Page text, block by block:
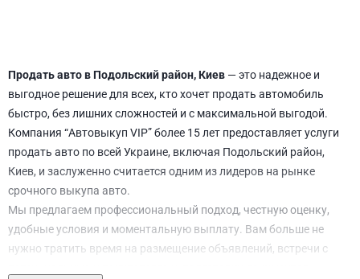
Продать авто в Подольский район, Киев — это надежное и
выгодное решение для всех, кто хочет продать автомобиль
быстро, без лишних сложностей и с максимальной выгодой.
Компания “Автовыкуп VIP” более 15 лет предоставляет услуги
продать авто по всей Украине, включая Подольский район,
Киев, и заслуженно считается одним из лидеров на рынке
срочного выкупа авто.
Мы предлагаем профессиональный подход, честную оценку,
удобные условия и моментальную выплату. Вам больше не
нужно тратить время на размещение объявлений, встречи с